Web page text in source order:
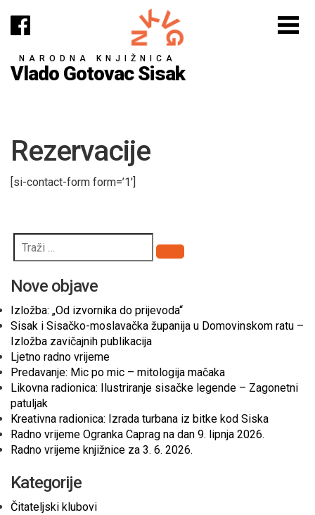
NARODNA KNJIŽNICA
Vlado Gotovac Sisak
Rezervacije
[si-contact-form form=’1′]
Pretraži
Nove objave
Izložba: „Od izvornika do prijevoda“
Sisak i Sisačko-moslavačka županija u Domovinskom ratu –
Izložba zavičajnih publikacija
Ljetno radno vrijeme
Predavanje: Mic po mic – mitologija mačaka
Likovna radionica: Ilustriranje sisačke legende – Zagonetni
patuljak
Kreativna radionica: Izrada turbana iz bitke kod Siska
Radno vrijeme Ogranka Caprag na dan 9. lipnja 2026.
Radno vrijeme knjižnice za 3. 6. 2026.
Kategorije
Čitateljski klubovi